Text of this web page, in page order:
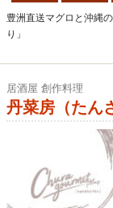
豊洲直送マグロと沖縄
り」
居酒屋 創作料理
丹菜房（たん